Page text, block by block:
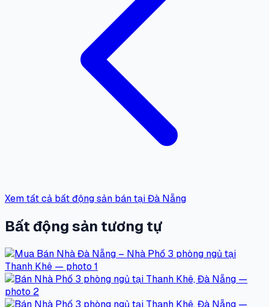
Xem tất cả bất động sản bán tại Đà Nẵng
Bất động sản tương tự